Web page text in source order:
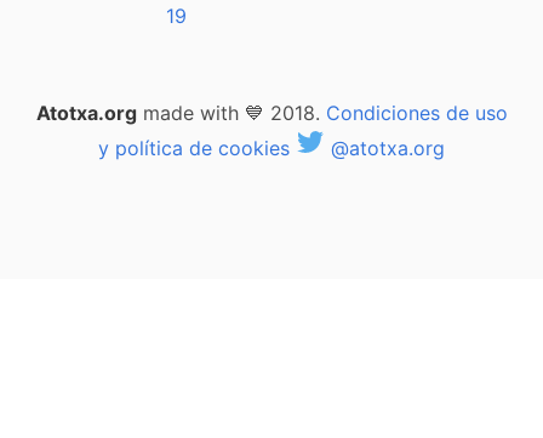
19
Atotxa.orgmade with 💙 2018. Condiciones de uso
y política de cookies
@atotxa.org